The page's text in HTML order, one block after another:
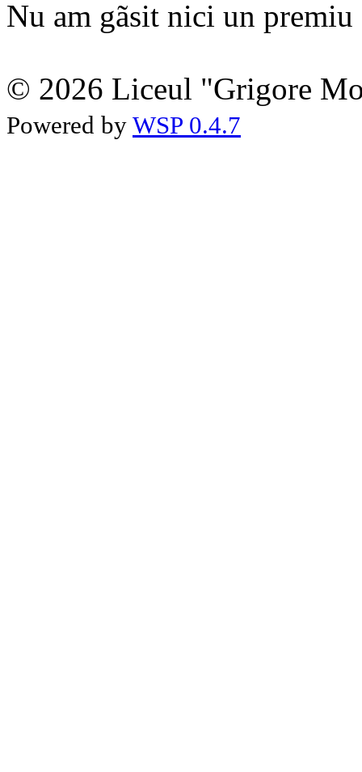
Nu am gãsit nici un premiu
© 2026 Liceul "Grigore
Powered by WSP 0.4.7